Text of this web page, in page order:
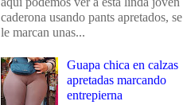
caderona usando pants apretados, se
le marcan unas...
Guapa chica en calzas
apretadas marcando
entrepierna